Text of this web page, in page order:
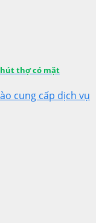
thợ có mặt
cung cấp dịch vụ